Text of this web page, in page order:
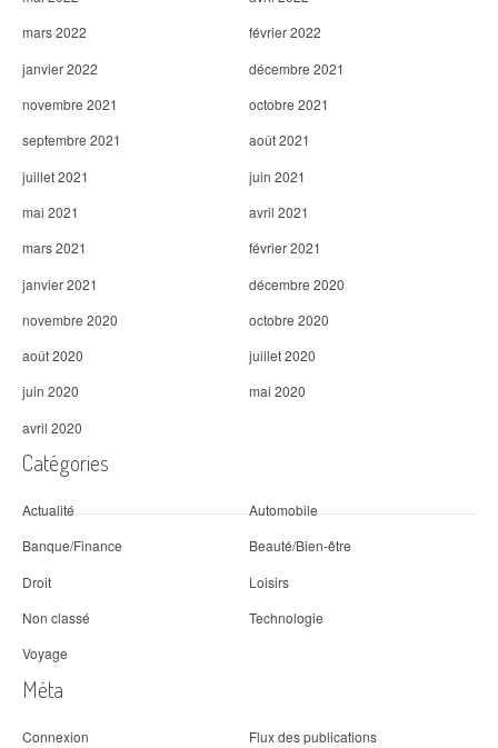
mars 2022
février 2022
janvier 2022
décembre 2021
novembre 2021
octobre 2021
septembre 2021
août 2021
juillet 2021
juin 2021
mai 2021
avril 2021
mars 2021
février 2021
janvier 2021
décembre 2020
novembre 2020
octobre 2020
août 2020
juillet 2020
juin 2020
mai 2020
avril 2020
Catégories
Actualité
Automobile
Banque/Finance
Beauté/Bien-être
Droit
Loisirs
Non classé
Technologie
Voyage
Méta
Connexion Flux des publications